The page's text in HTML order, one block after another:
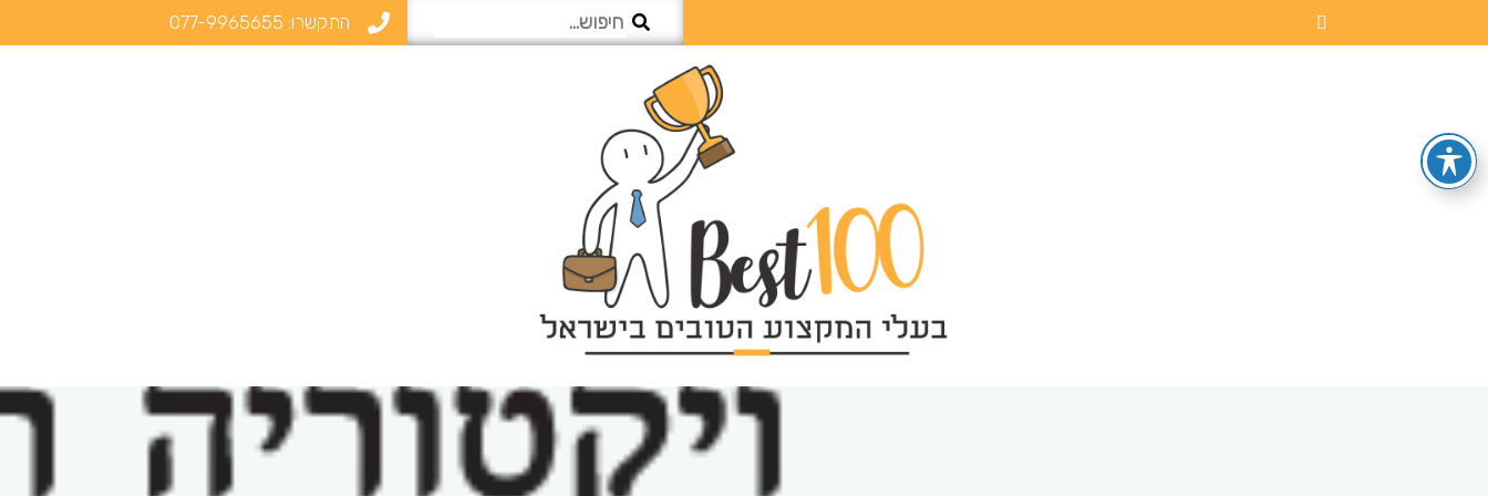
התקשרו: 077-9965655